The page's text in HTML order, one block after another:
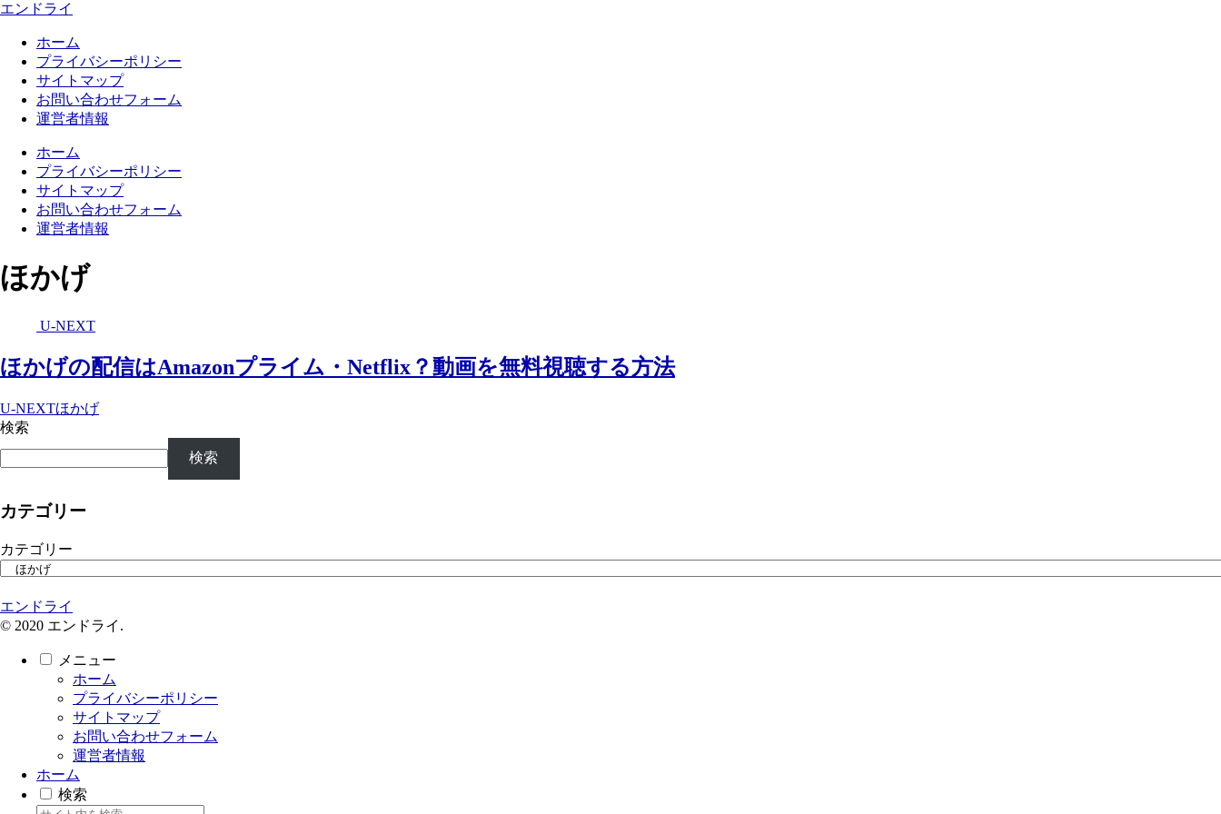
エンドライ
ホーム
プライバシーポリシー
サイトマップ
お問い合わせフォーム
運営者情報
ホーム
プライバシーポリシー
サイトマップ
お問い合わせフォーム
運営者情報
ほかげ
U-NEXT
ほかげの配信はAmazonプライム・Netflix？動画を無料視聴する方法
U-NEXTほかげ
検索
検索
カテゴリー
カテゴリー
エンドライ
© 2020 エンドライ.
メニュー
ホーム
プライバシーポリシー
サイトマップ
お問い合わせフォーム
運営者情報
ホーム
検索